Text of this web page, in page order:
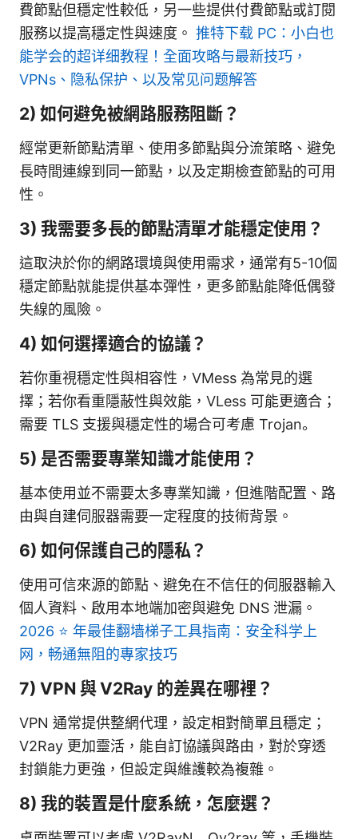
費節點但穩定性較低，另一些提供付費節點或訂閱
服務以提高穩定性與速度。 推特下载 PC：小白也
能学会的超详细教程！全面攻略与最新技巧，
VPNs、隐私保护、以及常见问题解答
2) 如何避免被網路服務阻斷？
經常更新節點清單、使用多節點與分流策略、避免
長時間連線到同一節點，以及定期檢查節點的可用
性。
3) 我需要多長的節點清單才能穩定使用？
這取決於你的網路環境與使用需求，通常有5-10個
穩定節點就能提供基本彈性，更多節點能降低偶發
失線的風險。
4) 如何選擇適合的協議？
若你重視穩定性與相容性，VMess 為常見的選
擇；若你看重隱蔽性與效能，VLess 可能更適合；
需要 TLS 支援與穩定性的場合可考慮 Trojan。
5) 是否需要專業知識才能使用？
基本使用並不需要太多專業知識，但進階配置、路
由與自建伺服器需要一定程度的技術背景。
6) 如何保護自己的隱私？
使用可信來源的節點、避免在不信任的伺服器輸入
個人資料、啟用本地端加密與避免 DNS 泄漏。
2026 ⭐ 年最佳翻墙梯子工具指南：安全科学上
网，畅通無阻的專家技巧
7) VPN 與 V2Ray 的差異在哪裡？
VPN 通常提供整網代理，設定相對簡單且穩定；
V2Ray 更加靈活，能自訂協議與路由，對於穿透
封鎖能力更強，但設定與維護較為複雜。
8) 我的裝置是什麼系統，怎麼選？